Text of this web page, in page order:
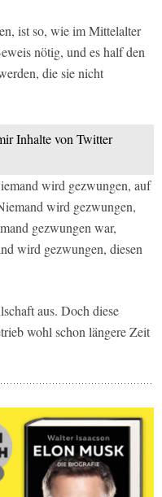
ist so, wie im Mittelalter
nötig, und es half den
die sie nicht
Inhalte von Twitter
wird gezwungen, auf
wird gezwungen,
gezwungen war,
wird gezwungen, diesen
aus. Doch diese
wohl schon längere Zeit